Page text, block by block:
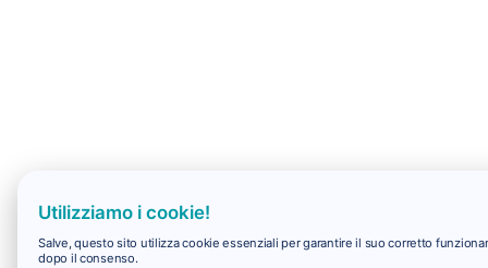
Utilizziamo i cookie!
Salve, questo sito utilizza cookie essenziali per garantire il suo corretto
dopo il consenso.